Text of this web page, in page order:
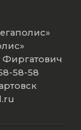
Фиргатович
58-58